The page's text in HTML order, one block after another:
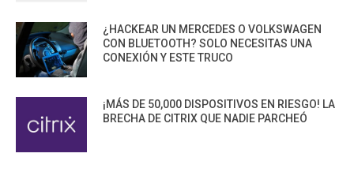
¿HACKEAR UN MERCEDES O VOLKSWAGEN
CON BLUETOOTH? SOLO NECESITAS UNA
CONEXIÓN Y ESTE TRUCO
¡MÁS DE 50,000 DISPOSITIVOS EN RIESGO! LA
BRECHA DE CITRIX QUE NADIE PARCHEÓ